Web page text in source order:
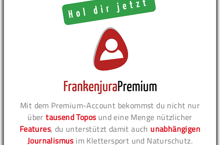
Mit dem Premium-Account bekommst du nicht nur
übertausend Toposund eine Menge nützlicher
Features, du unterstützt damit auch unabhängigen
Journalismusim Klettersport und Naturschutz.